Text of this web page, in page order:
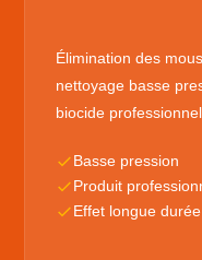
Élimination des
nettoyage basse
biocide
Basse pression
Produit
Effet longue durée